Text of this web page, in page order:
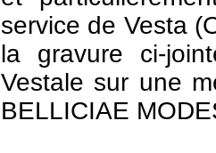
service de Vesta
la gravure ci-
Vestale sur une
BELLICIAE